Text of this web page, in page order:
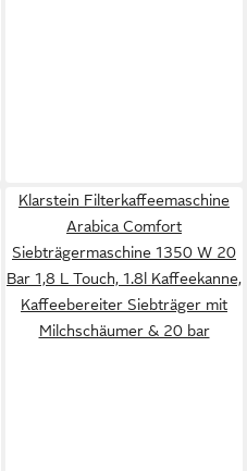
Klarstein Filterkaffeemaschine
Arabica Comfort
Siebträgermaschine 1350 W 20
Bar 1,8 L Touch, 1.8l Kaffeekanne,
Kaffeebereiter Siebträger mit
Milchschäumer & 20 bar